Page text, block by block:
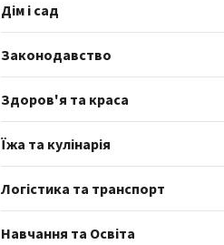
Дім і сад
Законодавство
Здоров'я та краса
Їжа та кулінарія
Логістика та транспорт
Навчання та Освіта